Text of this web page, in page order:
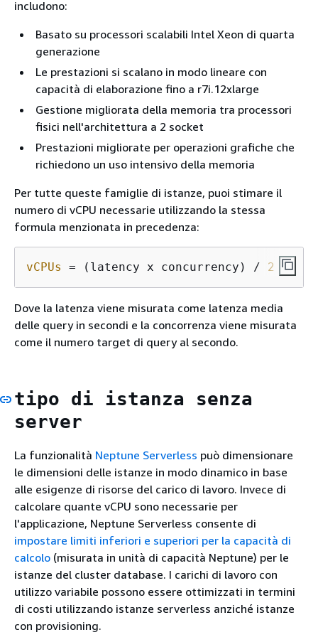
includono:
Basato su processori scalabili Intel Xeon di quarta
generazione
Le prestazioni si scalano in modo lineare con
capacità di elaborazione fino a r7i.12xlarge
Gestione migliorata della memoria tra processori
fisici nell'architettura a 2 socket
Prestazioni migliorate per operazioni grafiche che
richiedono un uso intensivo della memoria
Per tutte queste famiglie di istanze, puoi stimare il
numero di vCPU necessarie utilizzando la stessa
formula menzionata in precedenza:
vCPUs = (latency x concurrency) / 2
Dove la latenza viene misurata come latenza media
delle query in secondi e la concorrenza viene misurata
come il numero target di query al secondo.
tipo di istanza senza
server
La funzionalità Neptune Serverless può dimensionare
le dimensioni delle istanze in modo dinamico in base
alle esigenze di risorse del carico di lavoro. Invece di
calcolare quante vCPU sono necessarie per
l'applicazione, Neptune Serverless consente di
impostare limiti inferiori e superiori per la capacità di
calcolo (misurata in unità di capacità Neptune) per le
istanze del cluster database. I carichi di lavoro con
utilizzo variabile possono essere ottimizzati in termini
di costi utilizzando istanze serverless anziché istanze
con provisioning.